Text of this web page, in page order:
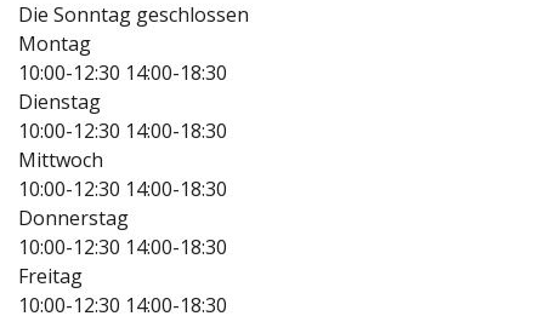
Die Sonntag geschlossen
Montag
10:00-12:30 14:00-18:30
Dienstag
10:00-12:30 14:00-18:30
Mittwoch
10:00-12:30 14:00-18:30
Donnerstag
10:00-12:30 14:00-18:30
Freitag
10:00-12:30 14:00-18:30